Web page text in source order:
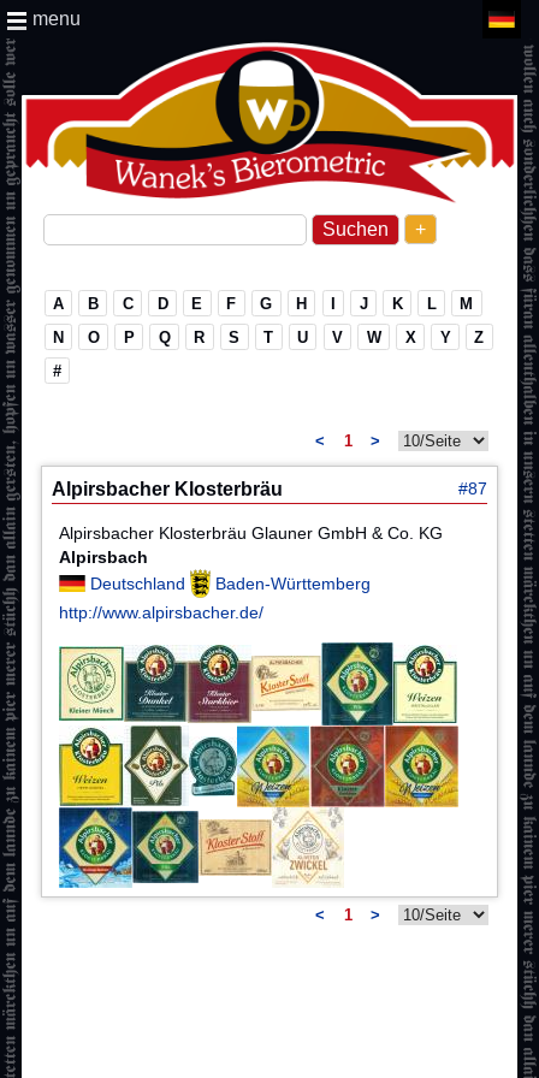
+
menu
A B C D E F G H I J K L
M
N
O P Q R S T U V W X Y
Z
#
< 1 >
Alpirsbacher Klosterbräu #87
Alpirsbacher Klosterbräu Glauner GmbH & Co. KG
Alpirsbach
Deutschland
Baden-Württemberg
http://www.alpirsbacher.de/
< 1 >